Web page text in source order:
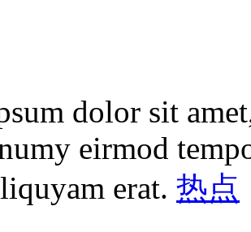
dolor sit
eirmod
erat. 热点